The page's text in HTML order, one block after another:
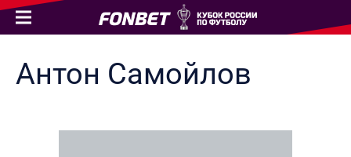
Антон Самойлов